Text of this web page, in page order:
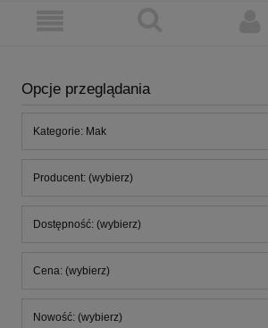
Opcje przeglądania
Kategorie: Mak
Producent: (wybierz)
Dostępność: (wybierz)
Cena: (wybierz)
Nowość: (wybierz)